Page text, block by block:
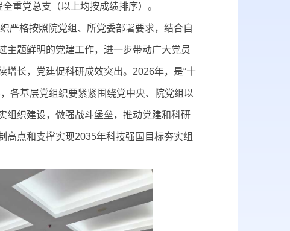
重党总支（以上均按成绩排序）。
严格按照院党组、所党委部署要求，结合自
主题鲜明的党建工作，进一步带动广大党员
长，党建促科研成效突出。2026年，是“十
各基层党组织要紧紧围绕党中央、院党组以
组织建设，做强战斗堡垒，推动党建和科研
高点和支撑实现2035年科技强国目标夯实组